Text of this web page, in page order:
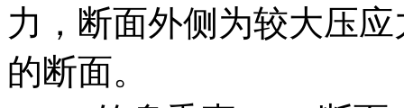
力，断面外侧为较大压
的断面。